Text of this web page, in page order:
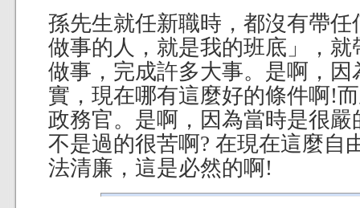
孫先生就任新職時，都沒有帶
做事的人，就是我的班底」，
做事，完成許多大事。是啊，
實，現在哪有這麼好的條件啊!
政務官。是啊，因為當時是很
不是過的很苦啊? 在現在這麼自
法清廉，這是必然的啊!